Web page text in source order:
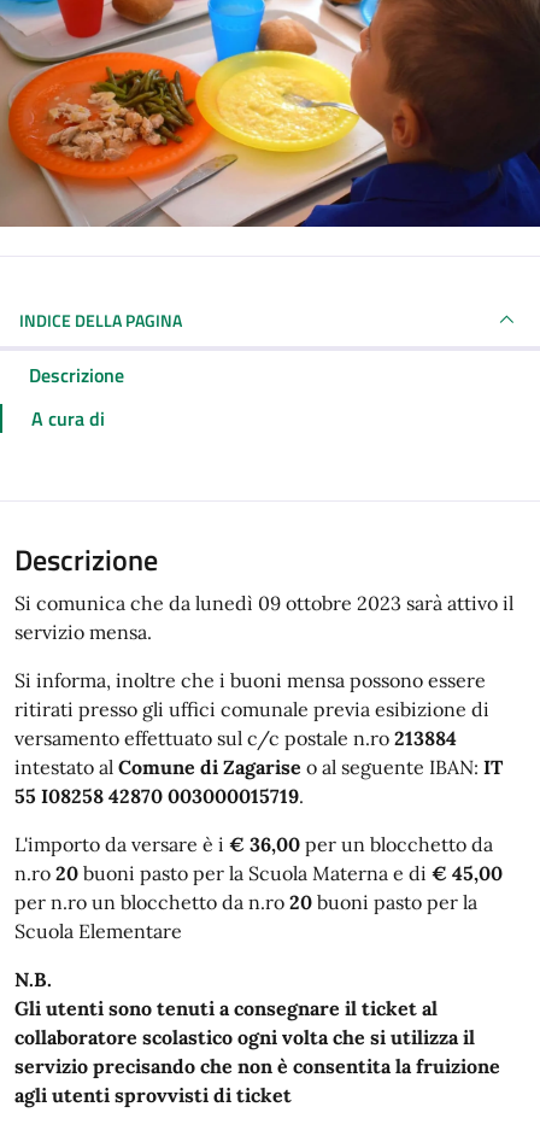
INDICE DELLA PAGINA
Descrizione
A cura di
Descrizione
Si comunica che da lunedì 09 ottobre 2023 sarà attivo il
servizio mensa.
Si informa, inoltre che i buoni mensa possono essere
ritirati presso gli uffici comunale previa esibizione di
versamento effettuato sul c/c postale n.ro 213884
intestato al Comune di Zagarise o al seguente IBAN: IT
55 I08258 42870 003000015719.
L'importo da versare è i € 36,00 per un blocchetto da
n.ro 20 buoni pasto per la Scuola Materna e di € 45,00
per n.ro un blocchetto da n.ro 20 buoni pasto per la
Scuola Elementare
N.B.
Gli utenti sono tenuti a consegnare il ticket al
collaboratore scolastico ogni volta che si utilizza il
servizio precisando che non è consentita la fruizione
agli utenti sprovvisti di ticket